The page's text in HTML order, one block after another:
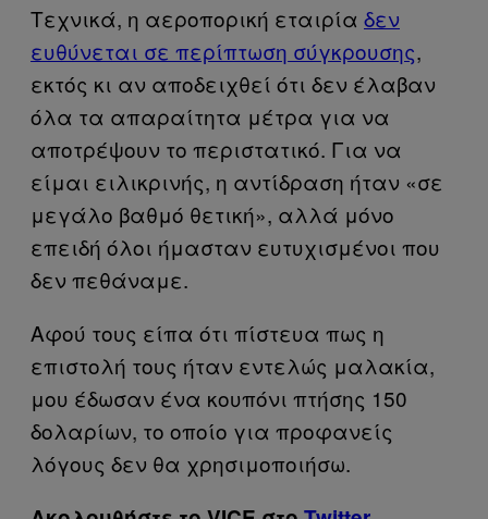
Τεχνικά, η αεροπορική εταιρία δεν
ευθύνεται σε περίπτωση σύγκρουσης,
εκτός κι αν αποδειχθεί ότι δεν έλαβαν
όλα τα απαραίτητα μέτρα για να
αποτρέψουν το περιστατικό. Για να
είμαι ειλικρινής, η αντίδραση ήταν «σε
μεγάλο βαθμό θετική», αλλά μόνο
επειδή όλοι ήμασταν ευτυχισμένοι που
δεν πεθάναμε.
Αφού τους είπα ότι πίστευα πως η
επιστολή τους ήταν εντελώς μαλακία,
μου έδωσαν ένα κουπόνι πτήσης 150
δολαρίων, το οποίο για προφανείς
λόγους δεν θα χρησιμοποιήσω.